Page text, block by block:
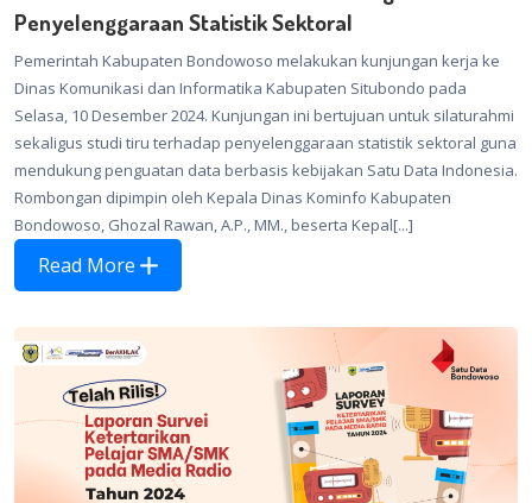
Penyelenggaraan Statistik Sektoral
Pemerintah Kabupaten Bondowoso melakukan kunjungan kerja ke
Dinas Komunikasi dan Informatika Kabupaten Situbondo pada
Selasa, 10 Desember 2024. Kunjungan ini bertujuan untuk silaturahmi
sekaligus studi tiru terhadap penyelenggaraan statistik sektoral guna
mendukung penguatan data berbasis kebijakan Satu Data Indonesia.
Rombongan dipimpin oleh Kepala Dinas Kominfo Kabupaten
Bondowoso, Ghozal Rawan, A.P., MM., beserta Kepal[...]
Read More